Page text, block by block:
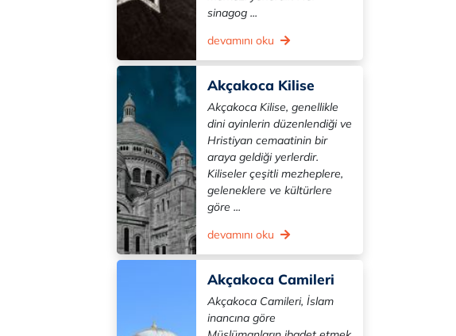
sinagog ...
devamını oku
Akçakoca Kilise
Akçakoca Kilise, genellikle
dini ayinlerin düzenlendiği ve
Hristiyan cemaatinin bir
araya geldiği yerlerdir.
Kiliseler çeşitli mezheplere,
geleneklere ve kültürlere
göre ...
devamını oku
Akçakoca Camileri
Akçakoca Camileri, İslam
inancına göre